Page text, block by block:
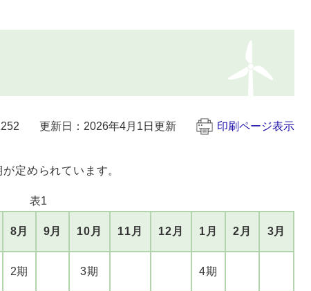
更新日：2026年4月1日更新 印刷ページ表示
定められています。
表1
8月 9月 10月 11月 12月 1月 2月 3月
2期 3期 4期